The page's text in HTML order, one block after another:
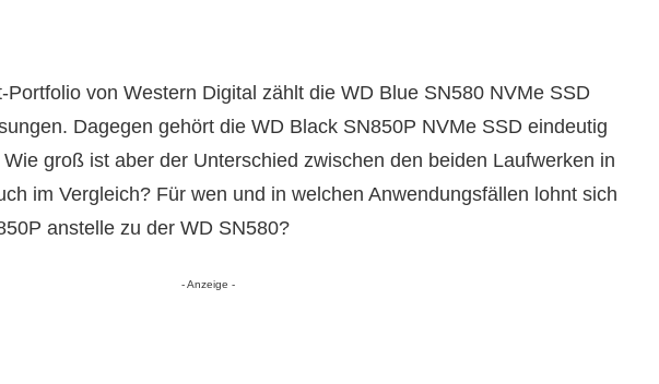
Portfolio von Western Digital zählt die WD Blue SN580 NVMe SSD
Dagegen gehört die WD Black SN850P NVMe SSD eindeutig
groß ist aber der Unterschied zwischen den beiden Laufwerken in
im Vergleich? Für wen und in welchen Anwendungsfällen lohnt sich
anstelle zu der WD SN580?
- Anzeige -